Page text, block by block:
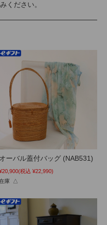
ください。
オーバル蓋付バッグ (NAB531)
(税込 ¥22,990)
庫 △